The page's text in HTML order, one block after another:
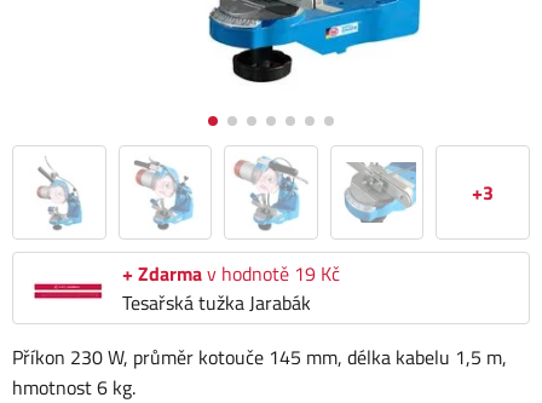
+3
+ Zdarmav hodnotě 19 Kč
Tesařská tužka Jarabák
Příkon 230 W, průměr kotouče 145 mm, délka kabelu 1,5 m,
hmotnost 6 kg.